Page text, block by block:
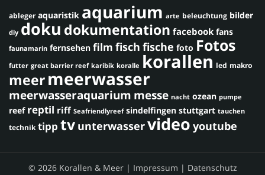
ableger aquaristik aquarium arte beleuchtung bilder
diy doku dokumentation facebook fans
faunamarin fernsehen film fisch fische foto Fotos
futter great barrier reef karibik koralle korallen led makro
meermeerwasser
meerwasseraquarium messe nacht ozean pumpe
reef reptil riff Seafriendlyreef sindelfingen stuttgart tauchen
technik tipp tv unterwasservideo youtube
© 2026 Korallen & Meer | Impressum | Datenschutz